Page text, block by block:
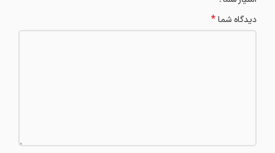
دیدگاه شما*